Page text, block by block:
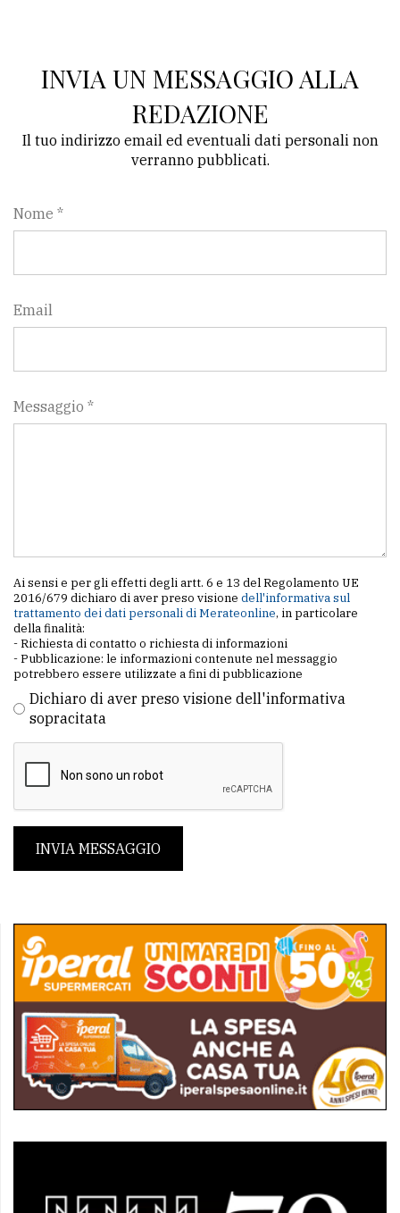
avanzata
LE
ALTRE
PRIVACY
Cookie
policy
INVIA UN MESSAGGIO ALLA
REDAZIONE
Il tuo indirizzo email ed eventuali dati personali non
verranno pubblicati.
Nome *
Email
Messaggio *
Ai sensi e per gli effetti degli artt. 6 e 13 del Regolamento UE
2016/679 dichiaro di aver preso visione dell'informativa sul
trattamento dei dati personali di Merateonline, in particolare
della finalità:
- Richiesta di contatto o richiesta di informazioni
- Pubblicazione: le informazioni contenute nel messaggio
potrebbero essere utilizzate a fini di pubblicazione
Dichiaro di aver preso visione dell'informativa
sopracitata
INVIA MESSAGGIO